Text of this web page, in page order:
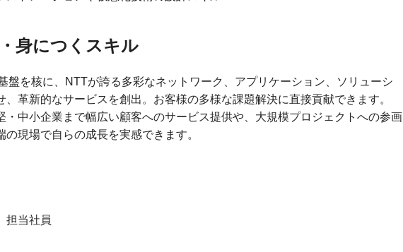
身につくスキル
盤を核に、NTTが誇る多彩なネットワーク、アプリケーション、ソリューシ
、革新的なサービスを創出。お客様の多様な課題解決に直接貢献できます。
・中小企業まで幅広い顧客へのサービス提供や、大規模プロジェクトへの参画
の現場で自らの成長を実感できます。
担当社員